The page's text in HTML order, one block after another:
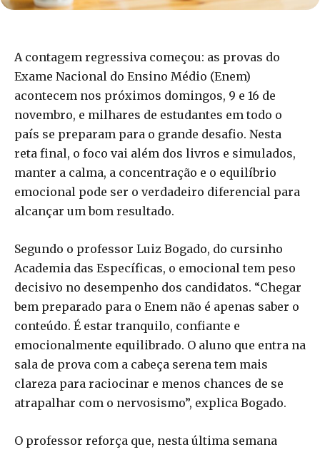
A contagem regressiva começou: as provas do
Exame Nacional do Ensino Médio (Enem)
acontecem nos próximos domingos, 9 e 16 de
novembro, e milhares de estudantes em todo o
país se preparam para o grande desafio. Nesta
reta final, o foco vai além dos livros e simulados,
manter a calma, a concentração e o equilíbrio
emocional pode ser o verdadeiro diferencial para
alcançar um bom resultado.
Segundo o professor Luiz Bogado, do cursinho
Academia das Específicas, o emocional tem peso
decisivo no desempenho dos candidatos. “Chegar
bem preparado para o Enem não é apenas saber o
conteúdo. É estar tranquilo, confiante e
emocionalmente equilibrado. O aluno que entra na
sala de prova com a cabeça serena tem mais
clareza para raciocinar e menos chances de se
atrapalhar com o nervosismo”, explica Bogado.
O professor reforça que, nesta última semana